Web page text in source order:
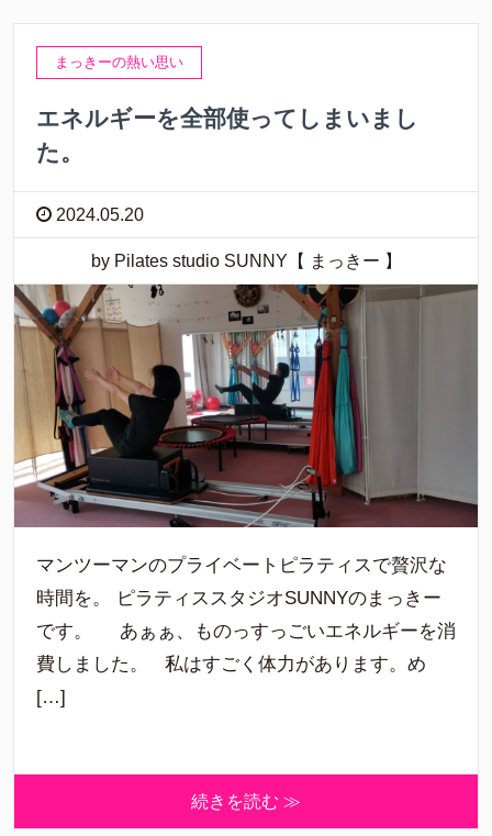
まっきーの熱い思い
エネルギーを全部使ってしまいまし
た。
2024.05.20
by Pilates studio SUNNY【 まっきー 】
マンツーマンのプライベートピラティスで贅沢な
時間を。 ピラティススタジオSUNNYのまっきー
です。 あぁぁ、ものっすっごいエネルギーを消
費しました。 私はすごく体力があります。め
[…]
続きを読む ≫